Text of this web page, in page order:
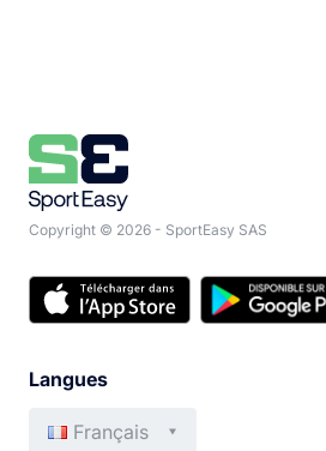
Copyright © 2026 - SportEasy SAS
Langues
Français